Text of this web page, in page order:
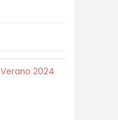
Verano 2024